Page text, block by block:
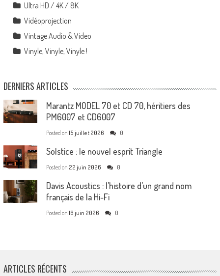
Ultra HD / 4K / 8K
Vidéoprojection
Vintage Audio & Video
Vinyle, Vinyle, Vinyle !
DERNIERS ARTICLES
Marantz MODEL 70 et CD 70, héritiers des
PM6007 et CD6007
Posted on 15 juillet 2026 0
Solstice : le nouvel esprit Triangle
Posted on 22 juin 2026 0
Davis Acoustics : l’histoire d’un grand nom
français de la Hi-Fi
Posted on 16 juin 2026 0
ARTICLES RÉCENTS